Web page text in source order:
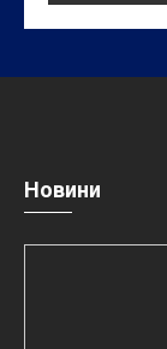
Новини